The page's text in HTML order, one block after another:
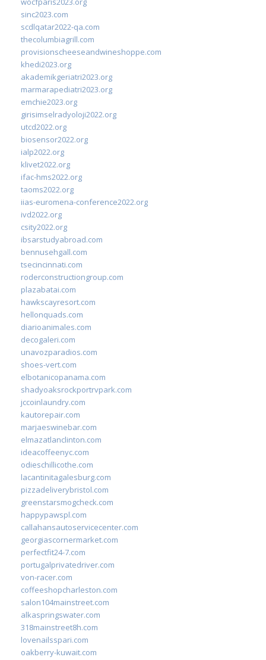
sinc2023.com
scdlqatar2022-qa.com
thecolumbiagrill.com
provisionscheeseandwineshoppe.com
khedi2023.org
akademikgeriatri2023.org
marmarapediatri2023.org
emchie2023.org
girisimselradyoloji2022.org
utcd2022.org
biosensor2022.org
ialp2022.org
klivet2022.org
ifac-hms2022.org
taoms2022.org
iias-euromena-conference2022.org
ivd2022.org
csity2022.org
ibsarstudyabroad.com
bennusehgall.com
tsecincinnati.com
roderconstructiongroup.com
plazabatai.com
hawkscayresort.com
hellonquads.com
diarioanimales.com
decogaleri.com
unavozparadios.com
shoes-vert.com
elbotanicopanama.com
shadyoaksrockportrvpark.com
jccoinlaundry.com
kautorepair.com
marjaeswinebar.com
elmazatlanclinton.com
ideacoffeenyc.com
odieschillicothe.com
lacantinitagalesburg.com
pizzadeliverybristol.com
greenstarsmogcheck.com
happypawspl.com
callahansautoservicecenter.com
georgiascornermarket.com
perfectfit24-7.com
portugalprivatedriver.com
von-racer.com
coffeeshopcharleston.com
salon104mainstreet.com
alkaspringswater.com
318mainstreet8h.com
lovenailsspari.com
oakberry-kuwait.com